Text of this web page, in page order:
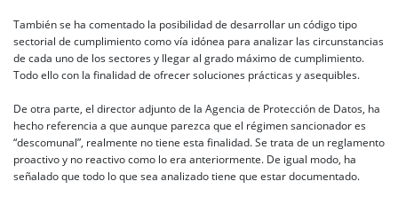
También se ha comentado la posibilidad de desarrollar un código tipo
sectorial de cumplimiento como vía idónea para analizar las circunstancias
de cada uno de los sectores y llegar al grado máximo de cumplimiento.
Todo ello con la finalidad de ofrecer soluciones prácticas y asequibles.
De otra parte, el director adjunto de la Agencia de Protección de Datos, ha
hecho referencia a que aunque parezca que el régimen sancionador es
“descomunal”, realmente no tiene esta finalidad. Se trata de un reglamento
proactivo y no reactivo como lo era anteriormente. De igual modo, ha
señalado que todo lo que sea analizado tiene que estar documentado.